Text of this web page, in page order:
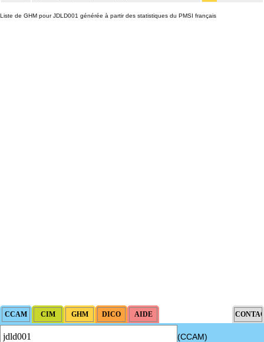
Liste de GHM pour JDLD001 générée à partir des statistiques du PMSI français
(CCAM)